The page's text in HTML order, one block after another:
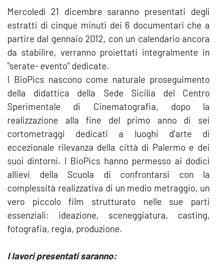
Mercoledì 21 dicembre saranno presentati degli
estratti di cinque minuti dei 6 documentari che a
partire dal gennaio 2012, con un calendario ancora
da stabilire, verranno proiettati integralmente in
"serate- evento" dedicate.
I BioPics nascono come naturale proseguimento
della didattica della Sede Sicilia del Centro
Sperimentale di Cinematografia, dopo la
realizzazione alla fine del primo anno di sei
cortometraggi dedicati a luoghi d'arte di
eccezionale rilevanza della città di Palermo e dei
suoi dintorni. I BioPics hanno permesso ai dodici
allievi della Scuola di confrontarsi con la
complessità realizzativa di un medio metraggio, un
vero piccolo film strutturato nelle sue parti
essenziali: ideazione, sceneggiatura, casting,
fotografia, regia, produzione.
I lavori presentati saranno: